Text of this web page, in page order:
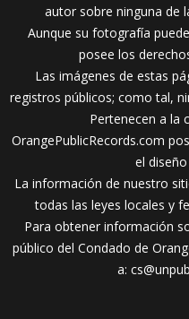
autor sobre ninguna de
Aunque su fotografía
posee los
Las imágenes de estas
registros públicos; como tal,
Pertenecen a la
OrangePublicRecords.com
el
La información de nuestro
todas las leyes locales y
Para obtener información
público del Condado de
a: